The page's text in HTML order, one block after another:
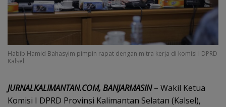
Habib Hamid Bahasyim pimpin rapat dengan mitra kerja di komisi I DPRD
Kalsel
JURNALKALIMANTAN.COM, BANJARMASIN – Wakil Ketua
Komisi I DPRD Provinsi Kalimantan Selatan (Kalsel),